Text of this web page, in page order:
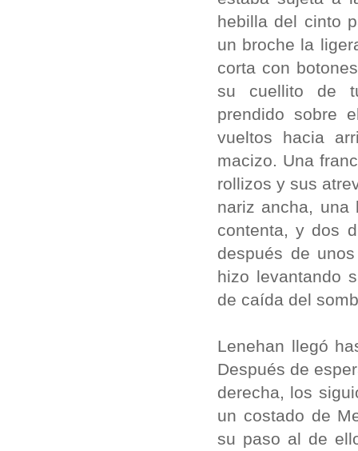
hebilla del cinto
un broche la
corta con
su cuellito de
prendido sobre
vueltos hacia
macizo. Una
rollizos y sus
nariz ancha, una
contenta, y dos
después de
hizo levantando
de caída del
Lenehan llegó
Después de
derecha, los
un costado de
su paso al de